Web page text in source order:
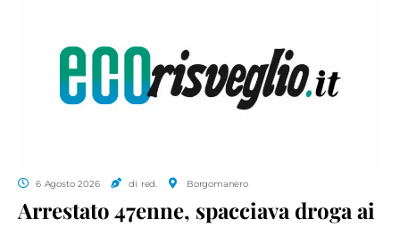
6 Agosto 2026 di red. Borgomanero
Arrestato 47enne, spacciava droga ai